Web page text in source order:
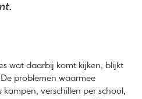
wat daarbij komt kijken, blijkt
problemen waarmee
kampen, verschillen per school,